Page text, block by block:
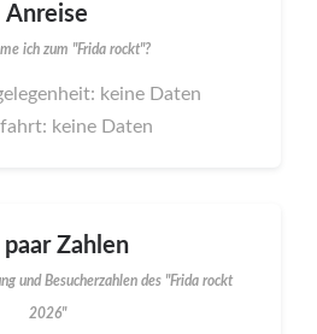
Anreise
ich zum "Frida rockt"?
keine Daten
keine Daten
paar Zahlen
und Besucherzahlen des "Frida rockt
2026"